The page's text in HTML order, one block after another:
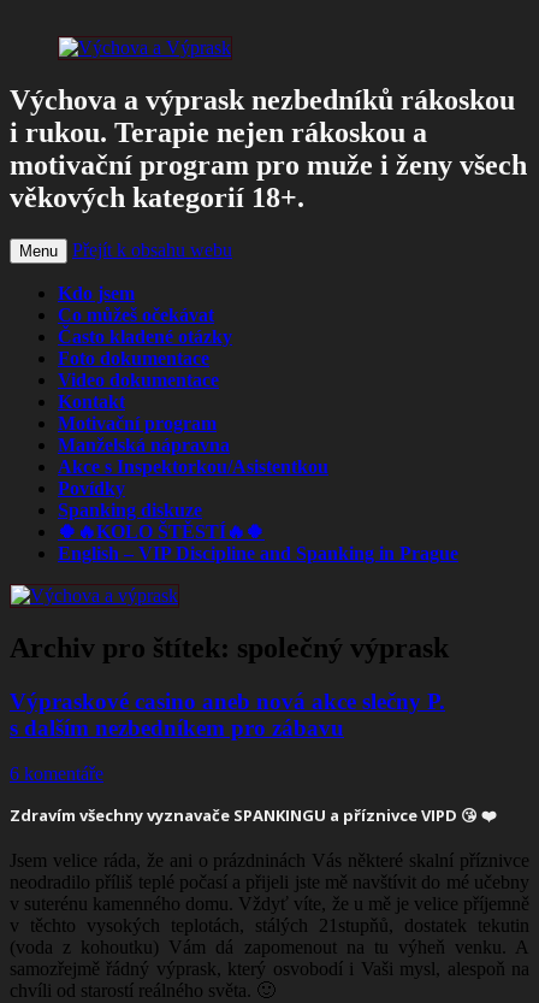
Výchova a výprask nezbedníků rákoskou
i rukou. Terapie nejen rákoskou a
motivační program pro muže i ženy všech
věkových kategorií 18+.
Menu Přejít k obsahu webu
Kdo jsem
Co můžeš očekávat
Často kladené otázky
Foto dokumentace
Video dokumentace
Kontakt
Motivační program
Manželská nápravna
Akce s Inspektorkou/Asistentkou
Povídky
Spanking diskuze
🍀🔥KOLO ŠTĚSTÍ🔥🍀
English – VIP Discipline and Spanking in Prague
Archiv pro štítek: společný výprask
Výpraskové casino aneb nová akce slečny P.
s dalším nezbedníkem pro zábavu
6 komentáře
Zdravím všechny vyznavače SPANKINGU a příznivce VIPD 😘 ❤️
Jsem velice ráda, že ani o prázdninách Vás některé skalní příznivce
neodradilo příliš teplé počasí a přijeli jste mě navštívit do mé učebny
v suterénu kamenného domu. Vždyť víte, že u mě je velice příjemně
v těchto vysokých teplotách, stálých 21stupňů, dostatek tekutin
(voda z kohoutku) Vám dá zapomenout na tu výheň venku. A
samozřejmě řádný výprask, který osvobodí i Vaši mysl, alespoň na
chvíli od starostí reálného světa. 🙂